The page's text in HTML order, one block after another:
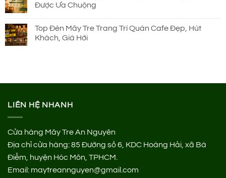
Được Ưa Chuộng
Top Đèn Mây Tre Trang Trí Quán Cafe Đẹp, Hút
Khách, Giá Hời
LIÊN HỆ NHANH
Cửa hàng Mây Tre An Nguyên
Địa chỉ cửa hàng:85 Đường số 6, KDC Hoàng Hải, xã Bà
Điểm, huyện Hóc Môn, TPHCM.
Email: maytreannguyen@gmail.com